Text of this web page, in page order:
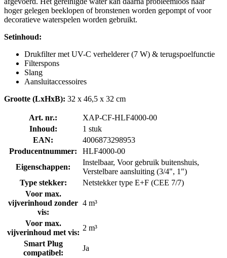
hoger gelegen beeklopen of bronstenen worden gepompt of voor
decoratieve waterspelen worden gebruikt.
Setinhoud:
Drukfilter met UV-C verhelderer (7 W) & terugspoelfunctie
Filterspons
Slang
Aansluitaccessoires
Grootte (LxHxB): 32 x 46,5 x 32 cm
Art. nr.:
XAP-CF-HLF4000-00
Inhoud:
1 stuk
EAN:
4006873298953
Producentnummer:
HLF4000-00
Eigenschappen:
Instelbaar, Voor gebruik buitenshuis,
Verstelbare aansluiting (3/4", 1")
Type stekker:
Netstekker type E+F (CEE 7/7)
Voor max.
vijverinhoud zonder
vis:
4 m³
Voor max.
vijverinhoud met vis:
2 m³
Smart Plug
compatibel:
Ja